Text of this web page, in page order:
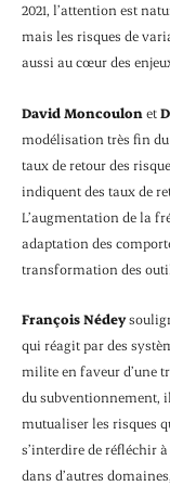
2021, l’attention est
mais les risques de
aussi au cœur des
David Moncoulon et
modélisation très fin
taux de retour des
indiquent des taux de
L’augmentation de la
adaptation des
transformation des
François Nédey
qui réagit par des
milite en faveur d’une
du subventionnement,
mutualiser les risques
s’interdire de réfléchir
dans d’autres